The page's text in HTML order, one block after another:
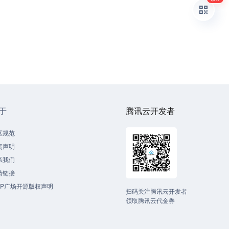
规范
声明
我们
链接
广场开源版权声明
腾讯云开发者
扫码关注腾讯云开发者
领取腾讯云代金券